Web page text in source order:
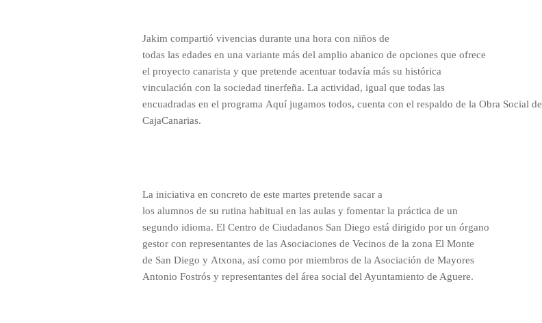
Jakim compartió vivencias durante una hora con niños de
todas las edades en una variante más del amplio abanico de opciones que ofrece
el proyecto canarista y que pretende acentuar todavía más su histórica
vinculación con la sociedad tinerfeña. La actividad, igual que todas las
encuadradas en el programa Aquí jugamos todos, cuenta con el respaldo de la Obra Social de
CajaCanarias.
La iniciativa en concreto de este martes pretende sacar a
los alumnos de su rutina habitual en las aulas y fomentar la práctica de un
segundo idioma. El Centro de Ciudadanos San Diego está dirigido por un órgano
gestor con representantes de las Asociaciones de Vecinos de la zona El Monte
de San Diego y Atxona, así como por miembros de la Asociación de Mayores
Antonio Fostrós y representantes del área social del Ayuntamiento de Aguere.